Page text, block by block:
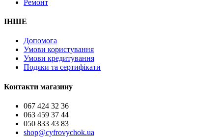
Ремонт
ІНШЕ
Допомога
Умови користування
Умови кредитування
Подяки та сертифікати
Контакти магазину
067 424 32 36
063 459 37 44
050 833 43 83
shop@cyfrovychok.ua